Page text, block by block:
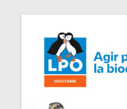
LPO Occitanie